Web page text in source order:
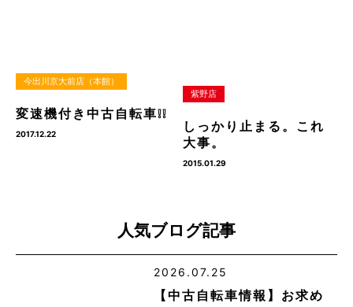
今出川京大前店（本館）
変速機付き中古自転車❕❕
2017.12.22
紫野店
しっかり止まる。これ
大事。
2015.01.29
人気ブログ記事
2026.07.25
【中古自転車情報】お求め